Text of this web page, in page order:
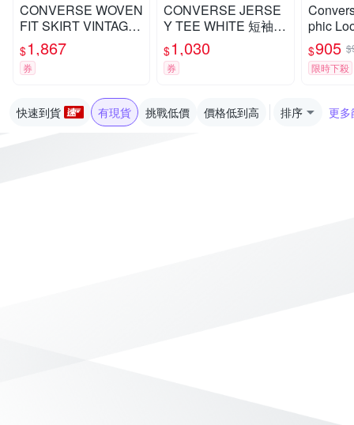
CONVERSE WOVEN
FIT SKIRT VINTAGE
CARGO 長裙 女 卡其
色-WCH608-X9V
$1,867
券
CONVERSE JERSE
Y TEE WHITE 短袖上
衣 男 白色-MCH689-0
01
$1,030
券
phic
黑色
CJ419-
$905
限時下殺
快速到貨 有現貨 挑戰低價 價格低到高 排序 更多